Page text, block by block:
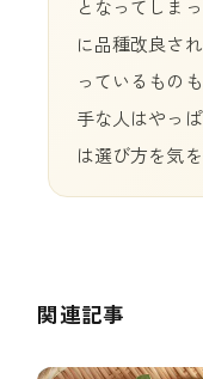
となってしま
に品種改良さ
っているもの
手な人はやっ
は選び方を気
関連記事